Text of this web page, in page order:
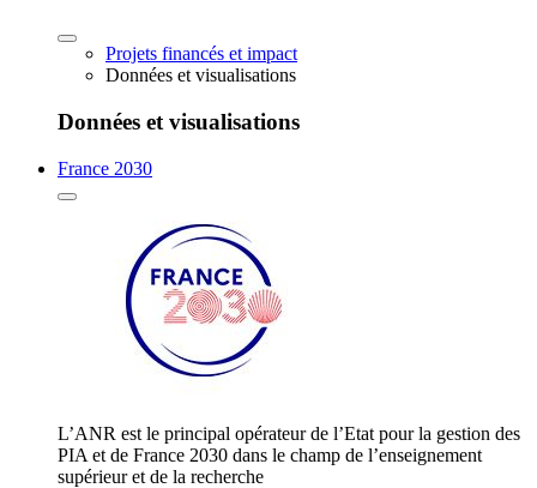
Projets financés et impact
Données et visualisations
Données et visualisations
France 2030
L’ANR est le principal opérateur de l’Etat pour la gestion des
PIA et de France 2030 dans le champ de l’enseignement
supérieur et de la recherche